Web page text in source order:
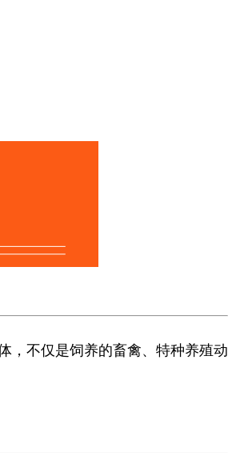
，不仅是饲养的畜禽、特种养殖动